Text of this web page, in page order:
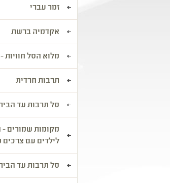
זמר עברי
אקדמיה ברשת
מלוא הסל חוויות
תרבות חרדית
סל תרבות עד
מקומות שמורים -
לילדים עם צרכים
סל תרבות עד